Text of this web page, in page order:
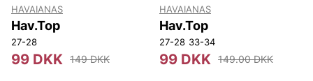
HAVAIANAS
Hav.Top
27-28
99 DKK 149 DKK
HAVAIANAS
Hav.Top
27-28 33-34
99 DKK 149.00 DKK